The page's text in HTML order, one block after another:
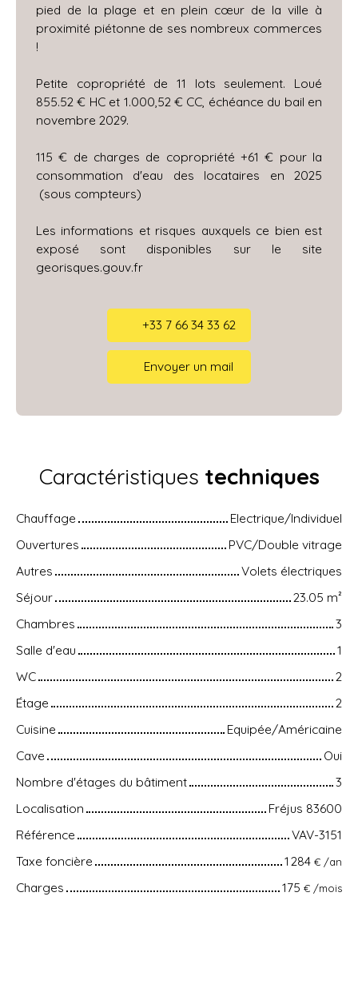
pied de la plage et en plein cœur de la ville à
proximité piétonne de ses nombreux commerces
!
Petite copropriété de 11 lots seulement. Loué
855.52 € HC et 1.000,52 € CC, échéance du bail en
novembre 2029.
115 € de charges de copropriété +61 € pour la
consommation d'eau des locataires en 2025
(sous compteurs)
Les informations et risques auxquels ce bien est
exposé sont disponibles sur le site
georisques.gouv.fr
+33 7 66 34 33 62
Envoyer un mail
Caractéristiques techniques
Chauffage
Electrique/Individuel
Ouvertures
PVC/Double vitrage
Autres
Volets électriques
Séjour
23.05 m²
Chambres
3
Salle d'eau
1
WC
2
Étage
2
Cuisine
Equipée/Américaine
Cave
Oui
Nombre d'étages du bâtiment
3
Localisation
Fréjus 83600
Référence
VAV-3151
Taxe foncière
1 284 € /an
Charges 175 € /mois